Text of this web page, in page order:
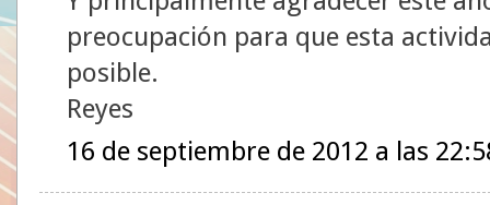
preocupación para que esta
posible.
Reyes
16 de septiembre de 2012 a las